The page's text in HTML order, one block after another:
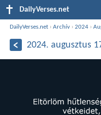
DailyVerses.net
DailyVerses.net ›Archív ›2024 ›
2024. augusztus